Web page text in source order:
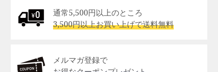
通常5,500円以上のところ
3,500円以上お買い上げで送料無料
メルマガ登録で